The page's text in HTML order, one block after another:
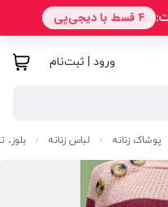
ورود | ثبت‌نام
پوشاک زنانه / لباس زنانه /